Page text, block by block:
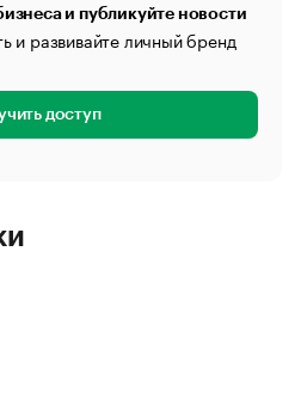
и публикуйте новости
и развивайте личный бренд
доступ